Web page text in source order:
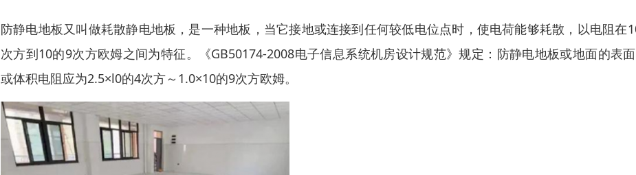
防静电地板又叫做耗散静电地板，是一种地板，当它接地或连接到任何较低电位点时，使电荷能够耗散，以电阻在
次方到10的9次方欧姆之间为特征。《GB50174-2008电子信息系统机房设计规范》规定：防静电地板或地面的表
或体积电阻应为2.5×l0的4次方～1.0×10的9次方欧姆。